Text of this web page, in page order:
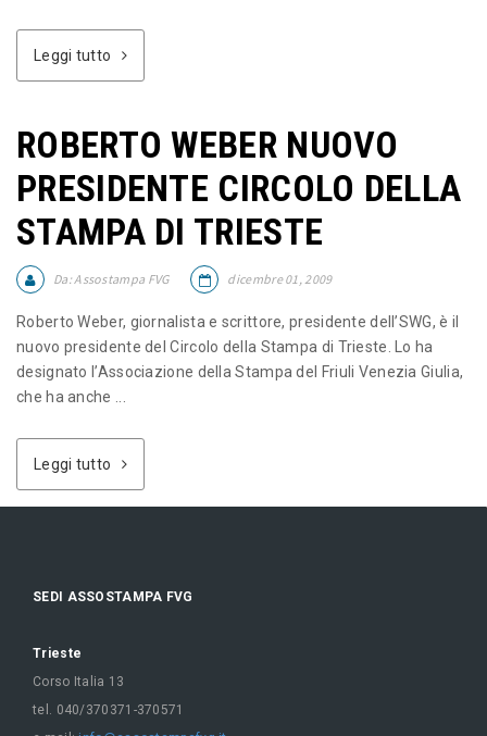
Leggi tutto
ROBERTO WEBER NUOVO
PRESIDENTE CIRCOLO DELLA
STAMPA DI TRIESTE
Da:Assostampa FVG dicembre 01, 2009
Roberto Weber, giornalista e scrittore, presidente dell’SWG, è il
nuovo presidente del Circolo della Stampa di Trieste. Lo ha
designato l’Associazione della Stampa del Friuli Venezia Giulia,
che ha anche ...
Leggi tutto
SEDI ASSOSTAMPA FVG
Trieste
Corso Italia 13
tel. 040/370371-370571